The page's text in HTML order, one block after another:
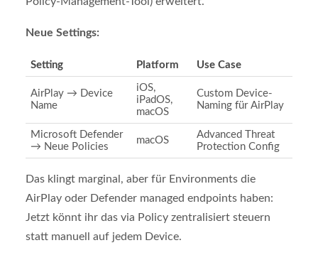
Neue Settings:
Setting Platform Use Case
AirPlay → Device
Name
iOS,
iPadOS,
macOS
Custom Device-
Naming für AirPlay
Microsoft Defender
→ Neue Policies
macOS
Advanced Threat
Protection Config
Das klingt marginal, aber für Environments die
AirPlay oder Defender managed endpoints haben:
Jetzt könnt ihr das via Policy zentralisiert steuern
statt manuell auf jedem Device.